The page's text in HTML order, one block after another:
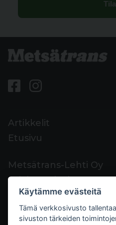
Artikkelit
Etusivu
Metsätrans-Lehti Oy
Asiakaspalvelu
Yhteystiedot
Palaute
Käytämme evästeitä
Tämä verkkosivusto
sivuston tärkeiden